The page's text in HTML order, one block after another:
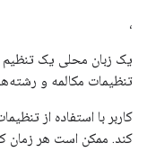
،
یک زبان محلی یک تنظیم
تنظیمات مکالمه و
کاربر با استفاده از
کند. ممکن است هر زمان